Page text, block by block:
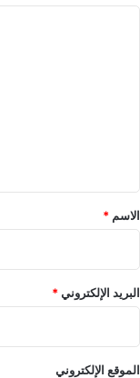
*
الاسم *
البريد الإلكتروني*
الموقع الإلكتروني